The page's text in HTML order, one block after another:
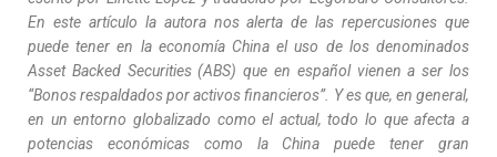
En este artículo la autora nos alerta de las repercusiones que
puede tener en la economía China el uso de los denominados
Asset Backed Securities (ABS) que en español vienen a ser los
“Bonos respaldados por activos financieros”. Y es que, en general,
en un entorno globalizado como el actual, todo lo que afecta a
potencias económicas como la China puede tener gran